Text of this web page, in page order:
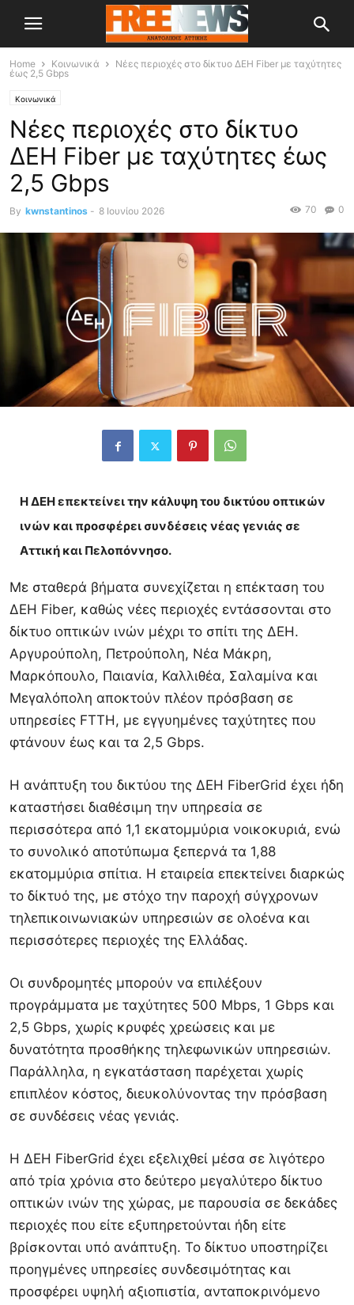
Home Κοινωνικά
Νέες περιοχές στο δίκτυο ΔΕΗ Fiber με ταχύτητες
έως 2,5 Gbps
Κοινωνικά
Νέες περιοχές στο δίκτυο
ΔΕΗ Fiber με ταχύτητες έως
2,5 Gbps
By kwnstantinos - 8 Ιουνίου 2026 0
70
Η ΔΕΗ επεκτείνει την κάλυψη του δικτύου οπτικών
ινών και προσφέρει συνδέσεις νέας γενιάς σε
Αττική και Πελοπόννησο.
Με σταθερά βήματα συνεχίζεται η επέκταση του
ΔΕΗ Fiber, καθώς νέες περιοχές εντάσσονται στο
δίκτυο οπτικών ινών μέχρι το σπίτι της ΔΕΗ.
Αργυρούπολη, Πετρούπολη, Νέα Μάκρη,
Μαρκόπουλο, Παιανία, Καλλιθέα, Σαλαμίνα και
Μεγαλόπολη αποκτούν πλέον πρόσβαση σε
υπηρεσίες FTTH, με εγγυημένες ταχύτητες που
φτάνουν έως και τα 2,5 Gbps.
Η ανάπτυξη του δικτύου της ΔΕΗ FiberGrid έχει ήδη
καταστήσει διαθέσιμη την υπηρεσία σε
περισσότερα από 1,1 εκατομμύρια νοικοκυριά, ενώ
το συνολικό αποτύπωμα ξεπερνά τα 1,88
εκατομμύρια σπίτια. Η εταιρεία επεκτείνει διαρκώς
το δίκτυό της, με στόχο την παροχή σύγχρονων
τηλεπικοινωνιακών υπηρεσιών σε ολοένα και
περισσότερες περιοχές της Ελλάδας.
Οι συνδρομητές μπορούν να επιλέξουν
προγράμματα με ταχύτητες 500 Mbps, 1 Gbps και
2,5 Gbps, χωρίς κρυφές χρεώσεις και με
δυνατότητα προσθήκης τηλεφωνικών υπηρεσιών.
Παράλληλα, η εγκατάσταση παρέχεται χωρίς
επιπλέον κόστος, διευκολύνοντας την πρόσβαση
σε συνδέσεις νέας γενιάς.
Η ΔΕΗ FiberGrid έχει εξελιχθεί μέσα σε λιγότερο
από τρία χρόνια στο δεύτερο μεγαλύτερο δίκτυο
οπτικών ινών της χώρας, με παρουσία σε δεκάδες
περιοχές που είτε εξυπηρετούνται ήδη είτε
βρίσκονται υπό ανάπτυξη. Το δίκτυο υποστηρίζει
προηγμένες υπηρεσίες συνδεσιμότητας και
προσφέρει υψηλή αξιοπιστία, ανταποκρινόμενο